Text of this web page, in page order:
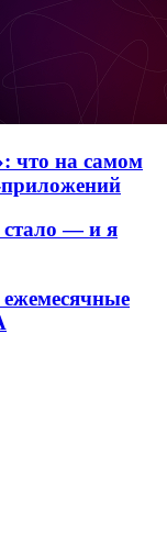
что на самом
приложений
стало — и я